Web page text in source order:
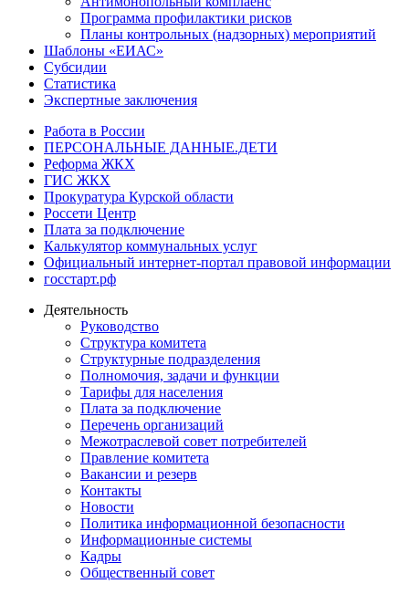
Программа профилактики рисков
Планы контрольных (надзорных) мероприятий
Шаблоны «ЕИАС»
Субсидии
Статистика
Экспертные заключения
Работа в России
ПЕРСОНАЛЬНЫЕ ДАННЫЕ.ДЕТИ
Реформа ЖКХ
ГИС ЖКХ
Прокуратура Курской области
Россети Центр
Плата за подключение
Калькулятор коммунальных услуг
Официальный интернет-портал правовой информации
госстарт.рф
Деятельность
Руководство
Структура комитета
Структурные подразделения
Полномочия, задачи и функции
Тарифы для населения
Плата за подключение
Перечень организаций
Межотраслевой совет потребителей
Правление комитета
Вакансии и резерв
Контакты
Новости
Политика информационной безопасности
Информационные системы
Кадры
Общественный совет